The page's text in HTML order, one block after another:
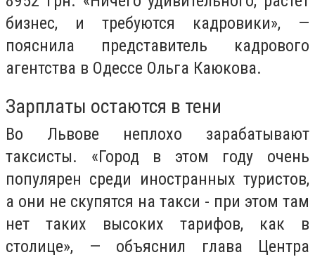
бизнес, и требуются кадровики», —
пояснила представитель кадрового
агентства в Одессе Ольга Каюкова.
Зарплаты остаются в тени
Во Львове неплохо зарабатывают
таксисты. «Город в этом году очень
популярен среди иностранных туристов,
а они не скупятся на такси - при этом там
нет таких высоких тарифов, как в
столице», — объяснил глава Центра